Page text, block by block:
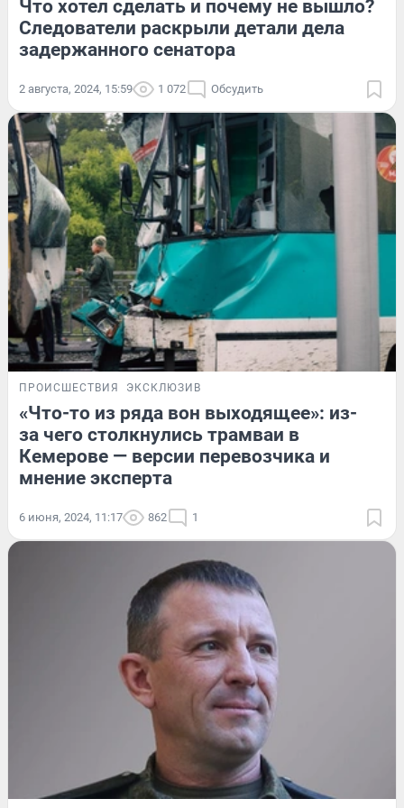
Что хотел сделать и почему не вышло?
Следователи раскрыли детали дела
задержанного сенатора
2 августа, 2024, 15:59 1 072 Обсудить
ПРОИСШЕСТВИЯ ЭКСКЛЮЗИВ
«Что-то из ряда вон выходящее»: из-
за чего столкнулись трамваи в
Кемерове — версии перевозчика и
мнение эксперта
6 июня, 2024, 11:17 862 1